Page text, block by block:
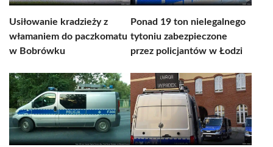
Usiłowanie kradzieży z
włamaniem do paczkomatu
w Bobrówku
Ponad 19 ton nielegalnego
tytoniu zabezpieczone
przez policjantów w Łodzi